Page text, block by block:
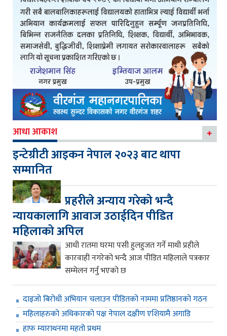
आधा आकाश
इन्टेग्रीटी आइकन नेपाल २०२३ बाट थापा
सम्मानित
प्रहरीले अन्याय गरेको भन्दै
न्यायकालागि आवाज उठाईदिन पीडित
महिलाको अपिल
आधी रातमा घरमा पसी हुलहुजत गर्ने माथी प्रहीले
कारवाही नगरेको भन्दै आज पीडित महिलाले पत्रकार
सम्मेलन गर्नु भएको छ
दाइजो बिरोधी अभियान चलाउन पीडितको नाममा प्रतिष्ठानको गठन
महिलाहरुको अधिकारको पक्ष नेपाल दक्षीण एशियामै अगाडि
हाफ म्याराथनमा महतो प्रथम